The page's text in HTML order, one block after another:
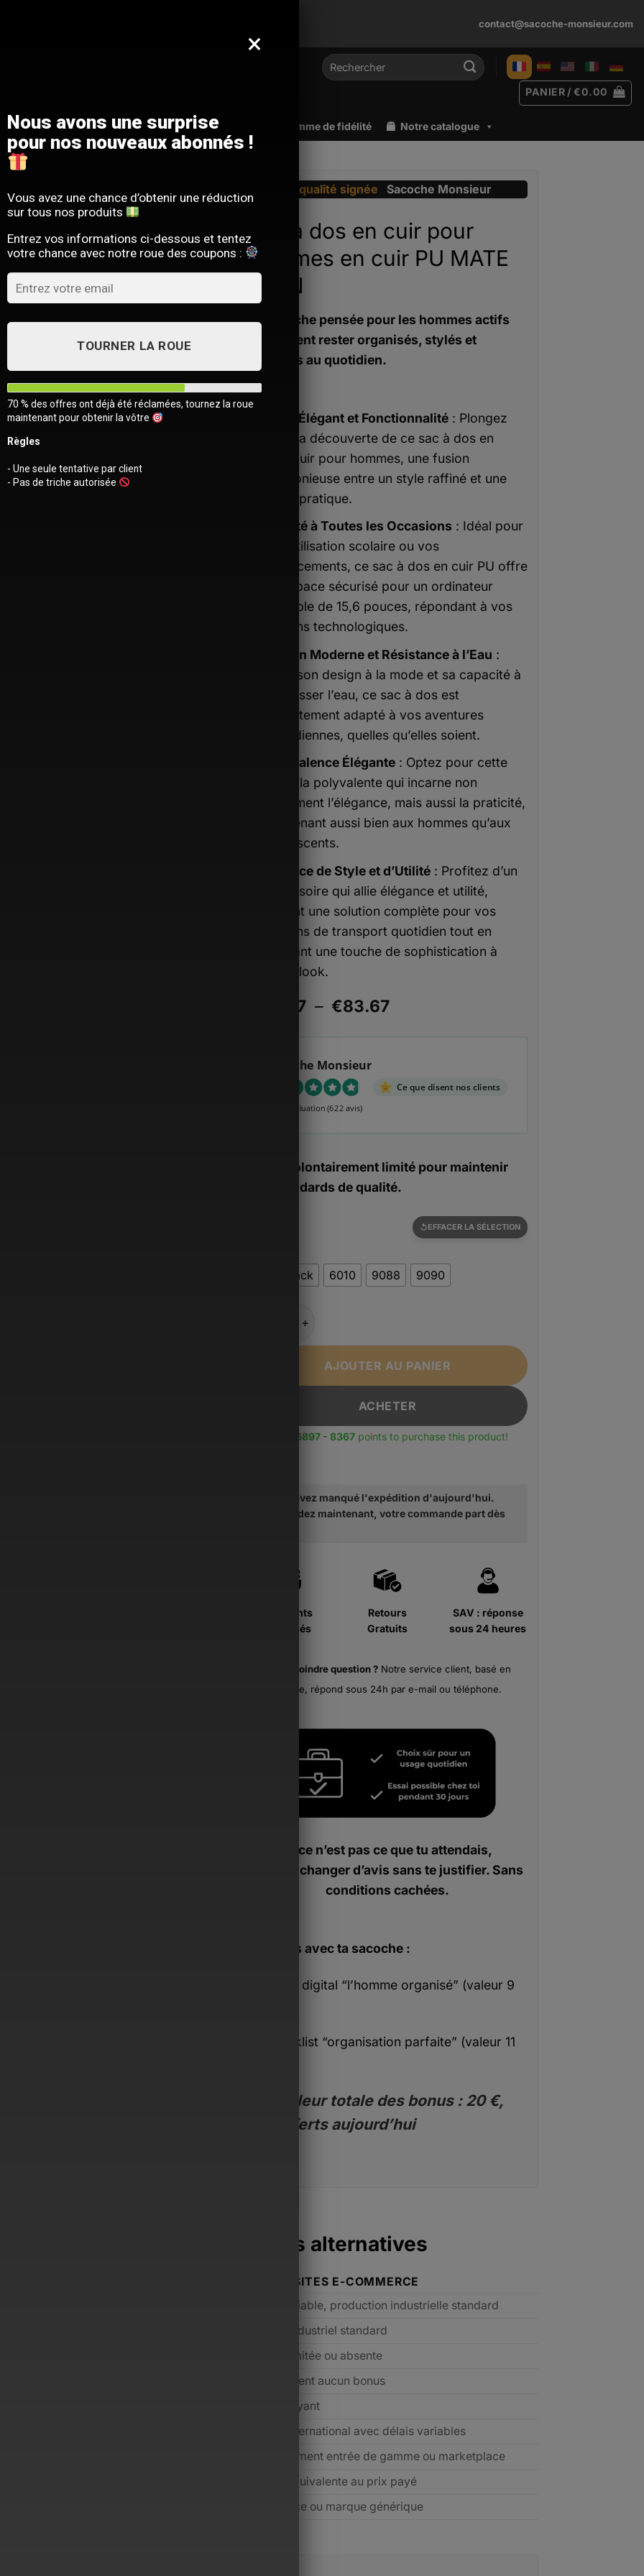
contact@sacoche-monsieur.com
Recherche
pour :
PANIER / €0.00
Qui sommes-nous ? FAQ Contact Programme de fidélité Notre catalogue
La qualité signée Sacoche Monsieur
Sac à dos en cuir pour
hommes en cuir PU MATE
ELAN
La sacoche pensée pour les hommes actifs
qui veulent rester organisés, stylés et
efficaces au quotidien.
Style Élégant et Fonctionnalité: Plongez
dans la découverte de ce sac à dos en
similicuir pour hommes, une fusion
harmonieuse entre un style raffiné et une
utilité pratique.
Adapté à Toutes les Occasions : Idéal pour
une utilisation scolaire ou vos
déplacements, ce sac à dos en cuir PU offre
un espace sécurisé pour un ordinateur
portable de 15,6 pouces, répondant à vos
besoins technologiques.
Design Moderne et Résistance à l’Eau :
Avec son design à la mode et sa capacité à
repousser l’eau, ce sac à dos est
parfaitement adapté à vos aventures
quotidiennes, quelles qu’elles soient.
Polyvalence Élégante: Optez pour cette
mochila polyvalente qui incarne non
seulement l’élégance, mais aussi la praticité,
convenant aussi bien aux hommes qu’aux
adolescents.
Alliance de Style et d’Utilité: Profitez d’un
accessoire qui allie élégance et utilité,
offrant une solution complète pour vos
besoins de transport quotidien tout en
ajoutant une touche de sophistication à
votre look.
68.97 – €83.67Plage
€83.67
Sacoche Monsieur
Ce que disent nos clients
4.89 évaluation(622 avis)
Stock volontairement limité pour maintenir
nos standards de qualité.
6005Black 6010 9088 9090
EFFACER LA SÉLECTION
AJOUTER AU PANIER
ACHETER
6897 - 8367 points to purchase this product!
Vous avez manqué l'expédition d'aujourd'hui.
Commandez maintenant, votre commande part dès
Paiements
Sécurisés
Retours
Gratuits
SAV : réponse
sous 24 heures
La moindrequestion ?Notre service client, basé en
France, répond sous 24h par e-mail ou téléphone.
Si ce n’est pas ce que tu attendais,
tu peux changer d’avis sans te justifier. Sans
conditions cachées.
Inclus avec ta sacoche :
Guide digital “l’homme organisé” (valeur 9
Checklist “organisation parfaite” (valeur 11
Valeur totale des bonus : 20 €,
offerts aujourd’hui
Monsieur surpasse les alternatives
AUTRES SITES E-COMMERCE
Qualité variable, production industrielle standard
Contrôle industriel standard
Souvent limitée ou absente
Généralement aucun bonus
Rare ou payant
Support international avec délais variables
Majoritairement entrée de gamme ou marketplace
Souvent équivalente au prix payé
Marketplace ou marque générique
×
Nous avons une surprise
pour nos nouveaux abonnés !
Vous avez une chance d’obtenir une réduction
sur tous nos produits
Entrez vos informations ci-dessous et tentez
votre chance avec notre roue des coupons :
TOURNER LA ROUE
70 % des offres ont déjà été réclamées, tournez la roue
maintenant pour obtenir la vôtre
Règles
- Une seule tentative par client
- Pas de triche autorisée